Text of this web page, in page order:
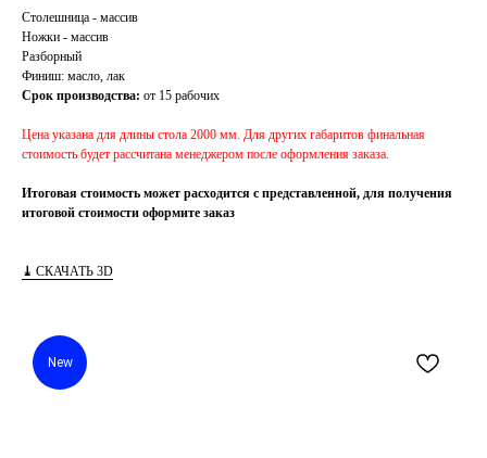
Столешница - массив
Ножки - массив
Разборный
Финиш: масло, лак
Срок производства: от 15 рабочих
Цена указана для длины стола 2000 мм. Для других габаритов финальная
стоимость будет рассчитана менеджером после оформления заказа.
Итоговая стоимость может расходится с представленной, для получения
итоговой стоимости оформите заказ
⤓ СКАЧАТЬ 3D
New